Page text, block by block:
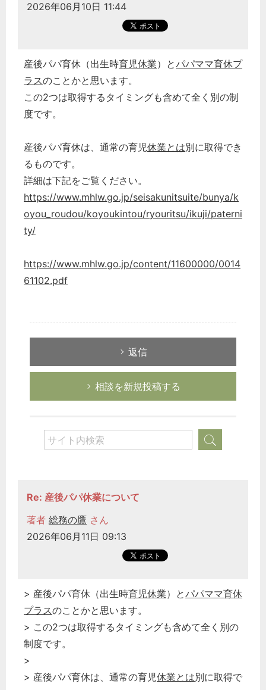
2026年06月10日 11:44
産後パパ育休（出生時育児休業）とパパママ育休プ
ラスのことかと思います。
この2つは取得するタイミングも含めて全く別の制
度です。
産後パパ育休は、通常の育児休業とは別に取得でき
るものです。
詳細は下記をご覧ください。
https://www.mhlw.go.jp/seisakunitsuite/bunya/k
oyou_roudou/koyoukintou/ryouritsu/ikuji/paterni
ty/
https://www.mhlw.go.jp/content/11600000/0014
61102.pdf
返信
相談を新規投稿する
Re: 産後パパ休業について
著者 総務の鷹 さん
2026年06月11日 09:13
> 産後パパ育休（出生時育児休業）とパパママ育休
プラスのことかと思います。
> この2つは取得するタイミングも含めて全く別の
制度です。
>
> 産後パパ育休は、通常の育児休業とは別に取得で